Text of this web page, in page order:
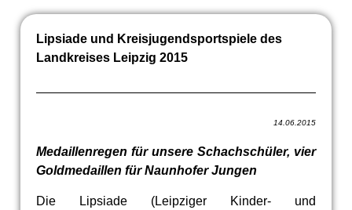
Lipsiade und Kreisjugendsportspiele des
Landkreises Leipzig 2015
14.06.2015
Medaillenregen für unsere Schachschüler, vier
Goldmedaillen für Naunhofer Jungen
Die Lipsiade (Leipziger Kinder- und